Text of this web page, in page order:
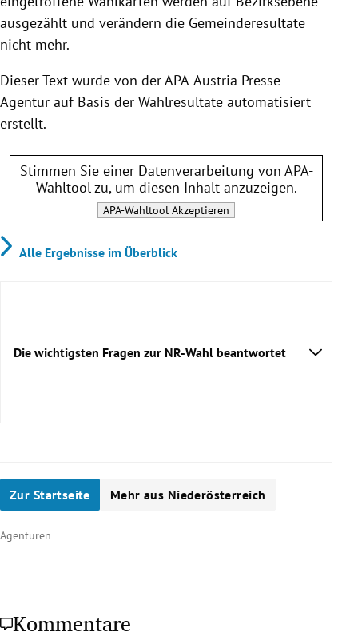
ausgezählt und verändern die Gemeinderesultate
nicht mehr.
Dieser Text wurde von der APA-Austria Presse
Agentur auf Basis der Wahlresultate automatisiert
erstellt.
Stimmen Sie einer Datenverarbeitung von APA-
Wahltoolzu, um diesen Inhalt anzuzeigen.
APA-Wahltool Akzeptieren
Alle Ergebnisse im Überblick
Die wichtigsten Fragen zur NR-Wahl beantwortet
Was genau wird bei der NR-Wahl gewählt?
Zur Startseite Mehr aus Niederösterreich
Agenturen
Kommentare